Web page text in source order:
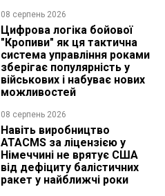
08 серпень 2026
Цифрова логіка бойової
"Кропиви" як ця тактична
система управління роками
зберігає популярність у
військових і набуває нових
можливостей
08 серпень 2026
Навіть виробництво
ATACMS за ліцензією у
Німеччині не врятує США
від дефіциту балістичних
ракет у найближчі роки